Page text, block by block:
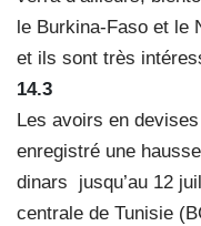
le Burkina-Faso et le
et ils sont très
14.3
Les avoirs en
enregistré une
dinars jusqu’au 12
centrale de Tunisie